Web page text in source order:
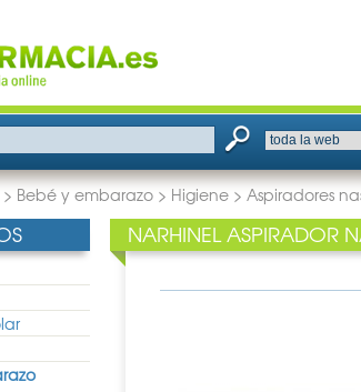
> Bebé y embarazo > Higiene > Aspiradores
NARHINEL ASPIRADOR